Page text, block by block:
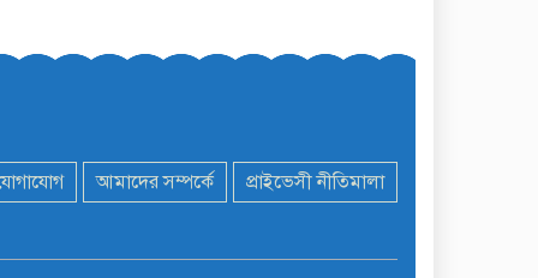
আমাদের সম্পর্কে প্রাইভেসী নীতিমালা